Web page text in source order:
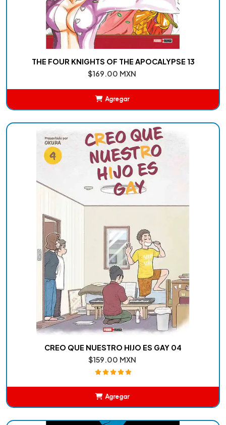
THE FOUR KNIGHTS OF THE APOCALYPSE 13
$169.00 MXN
Agregar
CREO QUE NUESTRO HIJO ES GAY 04
$159.00 MXN
Agregar